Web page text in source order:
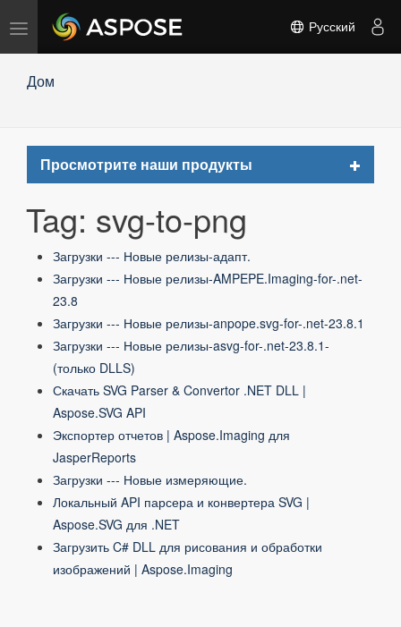
Переключить
навигацию
Русский
Дом
Просмотрите наши продукты
Toggle
Tag: svg-to-png
Загрузки --- Новые релизы-адапт.
Загрузки --- Новые релизы-AMPEPE.Imaging-for-.net-
23.8
Загрузки --- Новые релизы-anpope.svg-for-.net-23.8.1
Загрузки --- Новые релизы-asvg-for-.net-23.8.1-
(только DLLS)
Скачать SVG Parser & Convertor .NET DLL |
Aspose.SVG API
Экспортер отчетов | Aspose.Imaging для
JasperReports
Загрузки --- Новые измеряющие.
Локальный API парсера и конвертера SVG |
Aspose.SVG для .NET
Загрузить C# DLL для рисования и обработки
изображений | Aspose.Imaging